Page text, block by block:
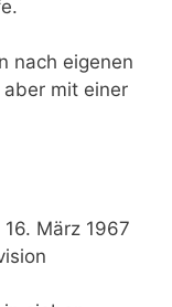
nach eigenen
aber mit einer
März 1967